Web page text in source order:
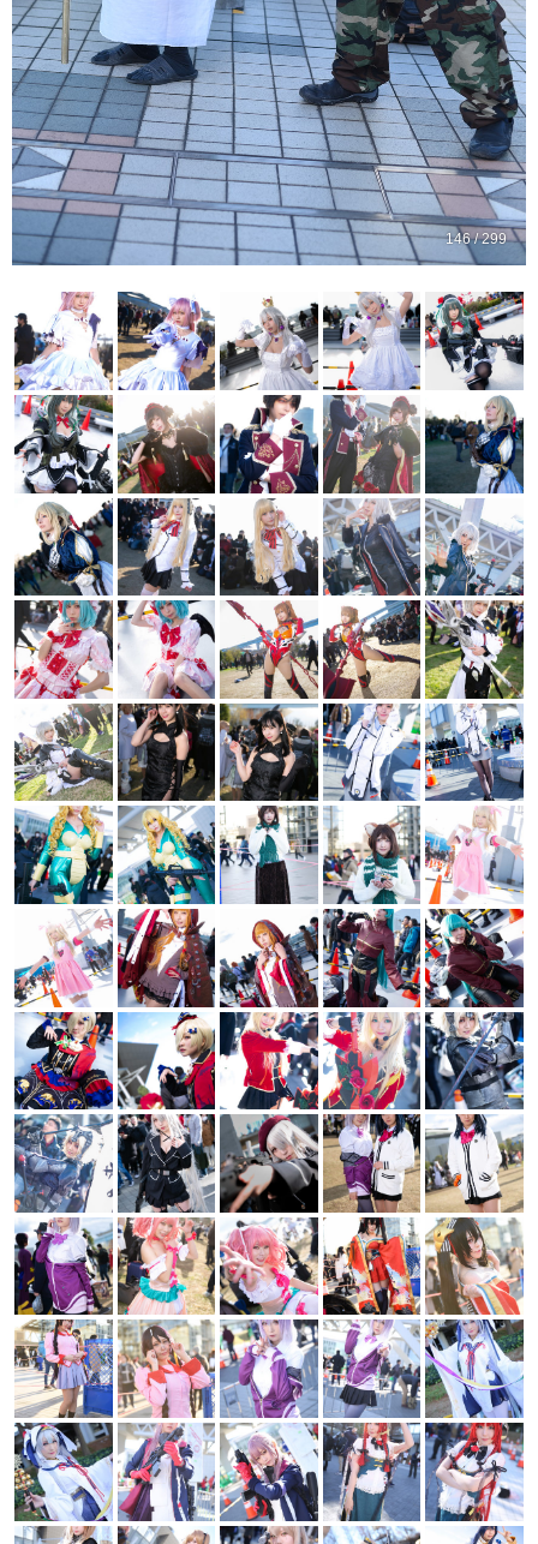
146 / 299